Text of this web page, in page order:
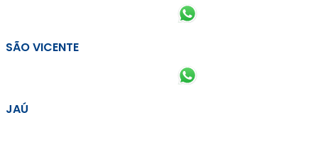
SÃO VICENTE
JAÚ